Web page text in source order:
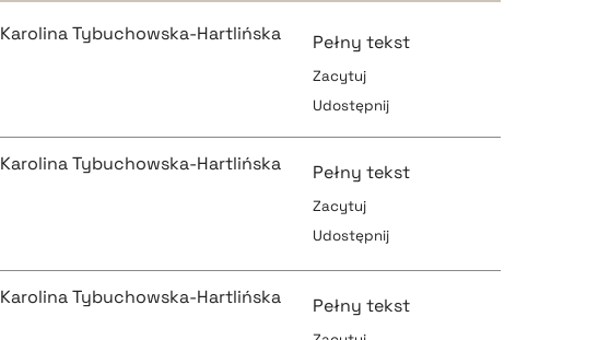
Karolina Tybuchowska-Hartlińska Pełny tekst
Zacytuj
Udostępnij
pobierz cytat
Karolina Tybuchowska-Hartlińska Pełny tekst
Zacytuj
Udostępnij
Karolina Tybuchowska-Hartlińska Pełny tekst